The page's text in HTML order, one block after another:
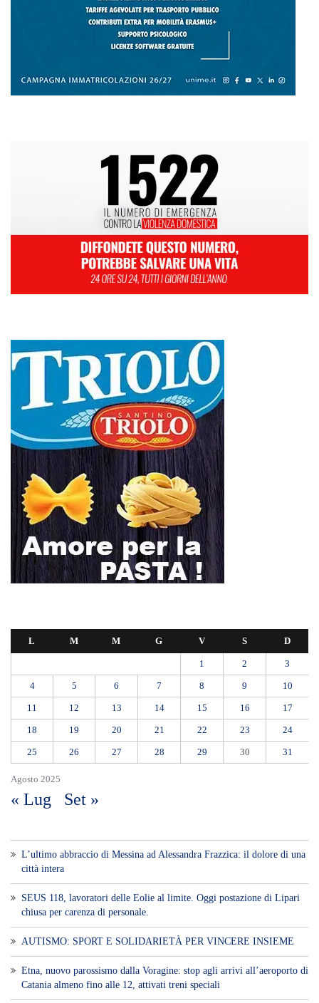
Agosto 2025
L M M G V S D
1 2 3
4 5 6 7 8 9 10
11 12 13 14 15 16 17
18 19 20 21 22 23 24
25 26 27 28 29 30 31
« Lug Set »
L’ultimo abbraccio di Messina ad Alessandra Frazzica: il dolore di una
città intera
SEUS 118, lavoratori delle Eolie al limite. Oggi postazione di Lipari
chiusa per carenza di personale.
AUTISMO: SPORT E SOLIDARIETÀ PER VINCERE INSIEME
Etna, nuovo parossismo dalla Voragine: stop agli arrivi all’aeroporto di
Catania almeno fino alle 12, attivati treni speciali